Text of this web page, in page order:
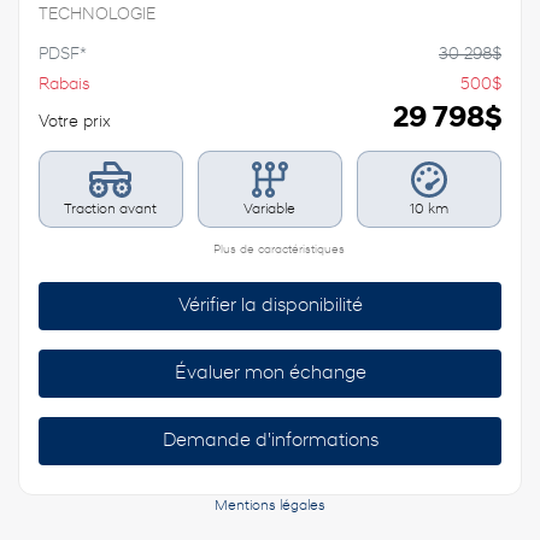
TECHNOLOGIE
PDSF* 30 298$
Rabais
500$
Votre prix 29 798$
Traction avant Variable 10 km
Plus de caractéristiques
Vérifier la disponibilité
Évaluer mon échange
Demande d'informations
Mentions légales